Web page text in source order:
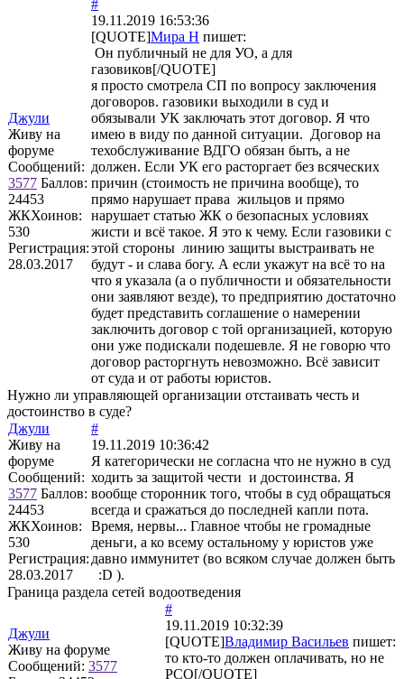
Джули
Живу на
форуме
Сообщений:
3577 Баллов:
24453
ЖКХоинов:
530
Регистрация:
28.03.2017
#
19.11.2019 16:53:36
[QUOTE]Мира Н пишет:
Он публичный не для УО, а для
газовиков[/QUOTE]
я просто смотрела СП по вопросу заключения
договоров. газовики выходили в суд и
обязывали УК заключать этот договор. Я что
имею в виду по данной ситуации. Договор на
техобслуживание ВДГО обязан быть, а не
должен. Если УК его расторгает без всяческих
причин (стоимость не причина вообще), то
прямо нарушает права жильцов и прямо
нарушает статью ЖК о безопасных условиях
жисти и всё такое. Я это к чему. Если газовики с
этой стороны линию защиты выстраивать не
будут - и слава богу. А если укажут на всё то на
что я указала (а о публичности и обязательности
они заявляют везде), то предприятию достаточно
будет представить соглашение о намерении
заключить договор с той организацией, которую
они уже подискали подешевле. Я не говорю что
договор расторгнуть невозможно. Всё зависит
от суда и от работы юристов.
Нужно ли управляющей организации отстаивать честь и
достоинство в суде?
Джули
Живу на
форуме
Сообщений:
3577 Баллов:
24453
ЖКХоинов:
530
Регистрация:
28.03.2017
#
19.11.2019 10:36:42
Я категорически не согласна что не нужно в суд
ходить за защитой чести и достоинства. Я
вообще сторонник того, чтобы в суд обращаться
всегда и сражаться до последней капли пота.
Время, нервы... Главное чтобы не громадные
деньги, а ко всему остальному у юристов уже
давно иммунитет (во всяком случае должен быть
:D ).
Граница раздела сетей водоотведения
Джули
Живу на форуме
Сообщений: 3577
#
19.11.2019 10:32:39
[QUOTE]Владимир Васильев пишет:
то кто-то должен оплачивать, но не
РСО[/QUOTE]